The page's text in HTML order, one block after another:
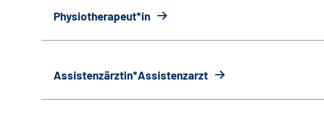
Physiotherapeut*in
Assistenzärztin*Assistenzarzt